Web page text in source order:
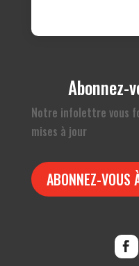
Abonnez-
Notre infolettre vous
mises à jour
ABONNEZ-VOUS